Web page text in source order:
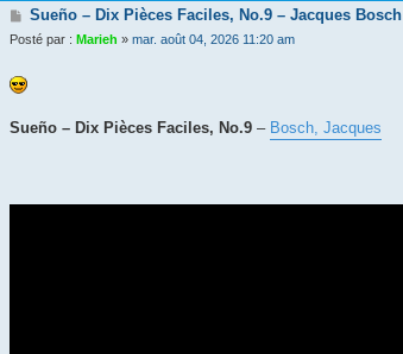
M
s
a
g
Sueño – Dix Pièces Faciles, No.9 – Jacques Bosch
Posté par : Marieh » mar. août 04, 2026 11:20 am
Sueño – Dix Pièces Faciles, No.9 – Bosch, Jacques